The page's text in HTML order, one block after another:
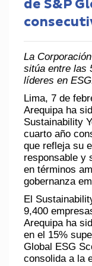
de S&P
La
sitúa entre las
líderes en
Lima, 7 de
Arequipa ha
Sustainability
cuarto año
que refleja su
responsable y
en términos
gobernanza
El
9,400
Arequipa ha
en el 15%
Global ESG
consolida a la